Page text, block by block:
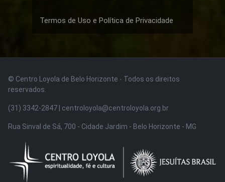
Termos de Uso e Política de Privacidade
© Centro Loyola de Belo Horizonte · Todos os direitos
reservados.
(31) 3342-2847 | centroloyola@centroloyola.org.br
Rua Sinval de Sá, 700 - Cidade Jardim - Belo Horizonte - MG